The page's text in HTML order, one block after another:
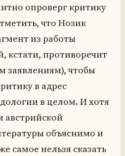
опроверг критику
что Нозик
из работы
кстати, противоречит
заявлениям), чтобы
в адрес
в целом. И хотя
австрийской
объяснимо и
самое нельзя сказать